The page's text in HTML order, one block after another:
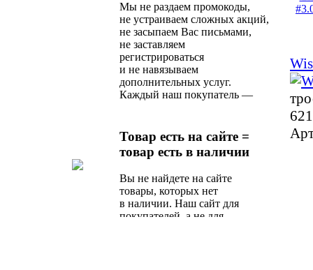
Мы не раздаем промокоды,
не устраиваем сложных акций,
не засыпаем Вас письмами,
не заставляем
регистрироваться
и не навязываем
дополнительных услуг.
Каждый наш покупатель —
он получает оптимальное
по стоимости и качеству
предложение от наших
Товар есть на сайте =
товар есть в наличии
Вы не найдете на сайте
товары, которых нет
в наличии. Наш сайт для
покупателей, а не для